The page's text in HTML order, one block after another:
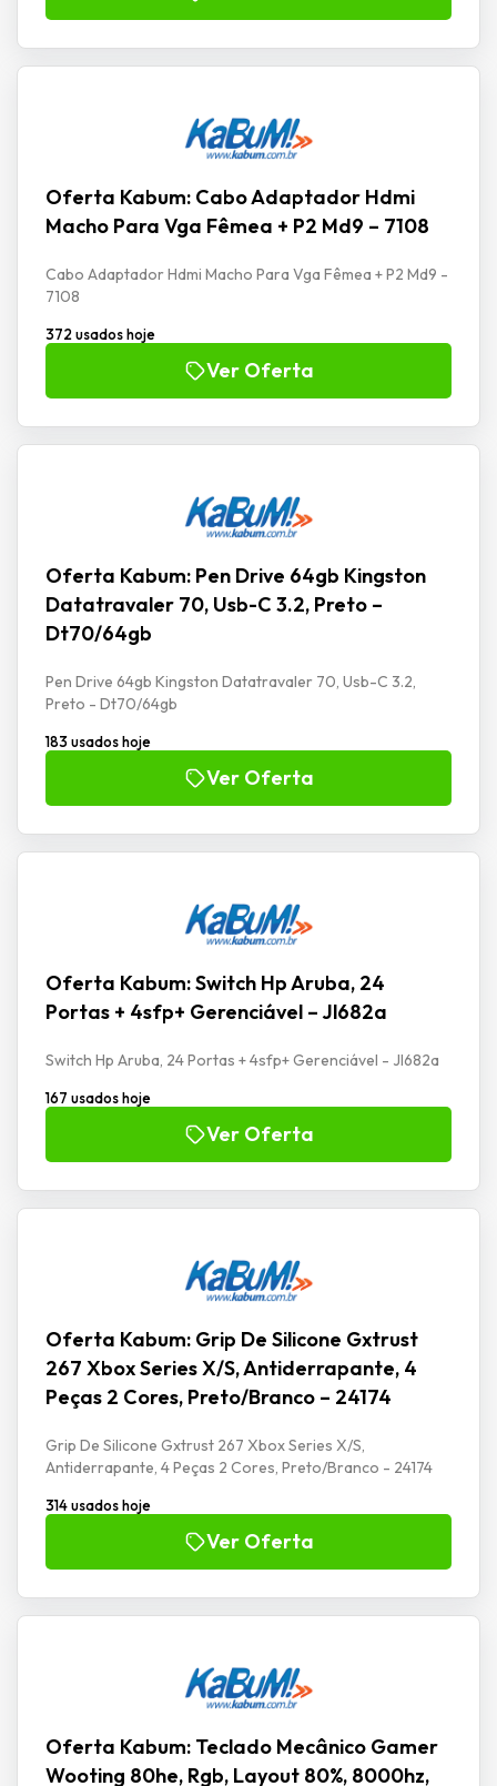
Oferta Kabum: Cabo Adaptador Hdmi
Macho Para Vga Fêmea + P2 Md9 – 7108
Cabo Adaptador Hdmi Macho Para Vga Fêmea + P2 Md9 -
7108
372 usados hoje
Ver Oferta
Oferta Kabum: Pen Drive 64gb Kingston
Datatravaler 70, Usb-C 3.2, Preto –
Dt70/64gb
Pen Drive 64gb Kingston Datatravaler 70, Usb-C 3.2,
Preto - Dt70/64gb
183 usados hoje
Ver Oferta
Oferta Kabum: Switch Hp Aruba, 24
Portas + 4sfp+ Gerenciável – Jl682a
Switch Hp Aruba, 24 Portas + 4sfp+ Gerenciável - Jl682a
167 usados hoje
Ver Oferta
Oferta Kabum: Grip De Silicone Gxtrust
267 Xbox Series X/S, Antiderrapante, 4
Peças 2 Cores, Preto/Branco – 24174
Grip De Silicone Gxtrust 267 Xbox Series X/S,
Antiderrapante, 4 Peças 2 Cores, Preto/Branco - 24174
314 usados hoje
Ver Oferta
Oferta Kabum: Teclado Mecânico Gamer
Wooting 80he, Rgb, Layout 80%, 8000hz,